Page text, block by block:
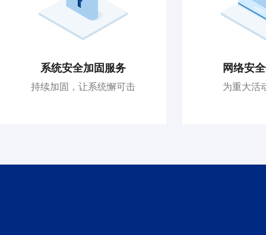
系统安全加固服务
持续加固，让系统懈可击
网络安
为重大活